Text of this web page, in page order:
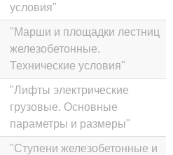
условия"
"Марши и площадки лестниц
железобетонные.
Технические условия"
"Лифты электрические
грузовые. Основные
параметры и размеры"
"Ступени железобетонные и